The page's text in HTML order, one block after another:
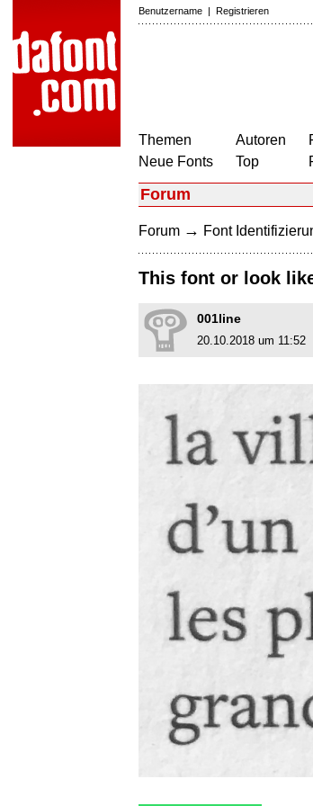
Benutzername | Registrieren
Themen
Neue Fonts
Autoren
Top
Forum
Forum → Font
This font or look
001line
20.10.2018 um 11:52